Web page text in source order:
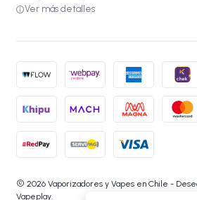
Ver más detalles
2026 Vaporizadores y Vapes en Chile -
Vapeplay.